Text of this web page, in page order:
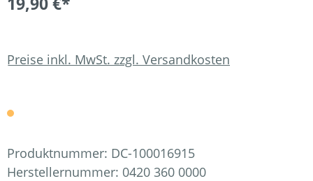
Preise inkl. MwSt. zzgl. Versandkosten
Produktnummer: DC-100016915
Herstellernummer: 0420 360 0000